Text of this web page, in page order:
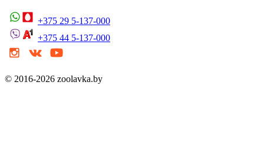
+375 29 5-137-000
+375 44 5-137-000
© 2016-2026 zoolavka.by